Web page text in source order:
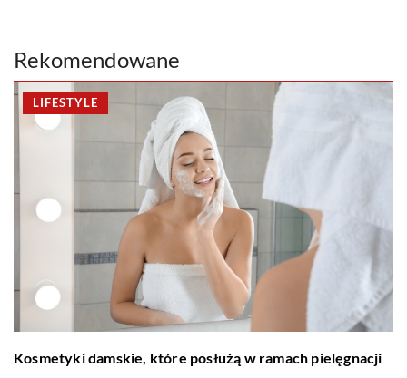
Rekomendowane
LIFESTYLE
Kosmetyki damskie, które posłużą w ramach pielęgnacji